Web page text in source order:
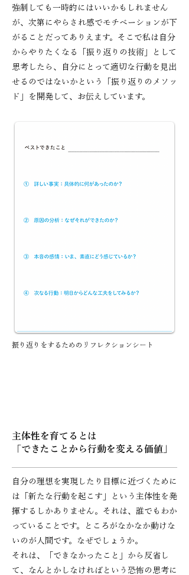
強制しても一時的にはいいかもしれません
が、次第にやらされ感でモチベーションが 下
がることだってありえます。 そこで私は自分
からやりたくなる「振り返りの技術」として
思考したら、
自分にとって適切な行動を見出
せるのではないかという「振り返りのメソッ
ド」を開発して、お伝えしています。
振り返りをするためのリフレクションシート
主体性を育てるとは
「できたことから行動を変える価値」
自分の理想を実現したり目標に近づくために
は「新たな行動を起こす」という 主体性を発
揮するしかありません。それは、誰でもわか
っていることです。
ところがなかなか動けな
いのが人間です。
なぜでしょうか。
それは、「できなかったこと」から反省し
て、なんとかしなければという恐怖の思考に